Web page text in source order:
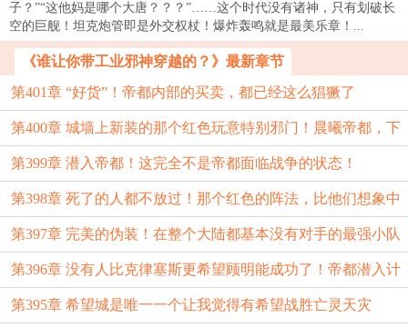
子？”“这他妈是哪个大唐？？？”……这个时代没有诸神，只有划破长
空的巨舰！坦克炮管即是外交权杖！爆炸轰鸣就是最美乐章！...
《谁让你带工业邪神穿越的？》最新章节
第401章 “好货”！帝都内部的买卖，都已经这么猖獗了
吗？！
第400章 城墙上新装的那个红色玩意特别邪门！晨曦帝都，下
城区！
第399章 潜入帝都！这完全不是帝都面临战争的状态！
第398章 死了的人都不放过！那个红色的阵法，比他们想象中
还要隐蔽！
第397章 完美的伪装！在整个大陆都基本没有对手的最强小队
诞生！
第396章 没有人比克律塞斯更希望顾明能成功了！帝都潜入计
划！
第395章 希望城是唯一一个让我觉得有希望战胜亡灵天灾